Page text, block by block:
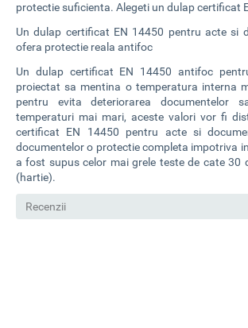
protectie suficienta. Alegeti un dulap certificat
Un dulap certificat EN 14450 pentru acte si
ofera protectie reala antifoc
Un dulap certificat EN 14450 antifoc
proiectat sa mentina o temperatura interna
pentru evita deteriorarea documentelor
temperaturi mai mari, aceste valori vor fi
certificat EN 14450 pentru acte si
documentelor o protectie completa impotriva
a fost supus celor mai grele teste de cate 30
(hartie).
Recenzii